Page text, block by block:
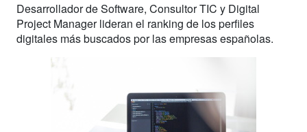
Desarrollador de Software, Consultor TIC y Digital
Project Manager lideran el ranking de los perfiles
digitales más buscados por las empresas españolas.